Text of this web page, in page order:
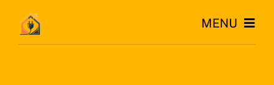
content
MENU